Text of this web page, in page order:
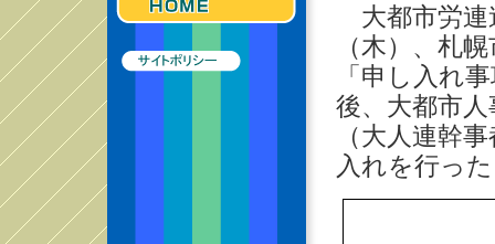
大都市労連
（木）、札
「申し入れ
後、大都市
（大人連幹
入れを行っ